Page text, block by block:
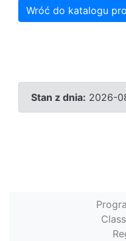
Wróć do katalogu
Stan z dnia: 2026-